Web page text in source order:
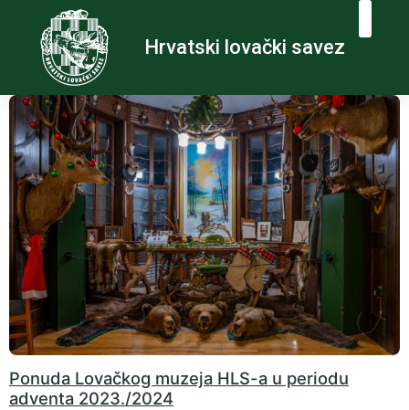
Hrvatski lovački savez
Ponuda Lovačkog muzeja HLS-a u periodu
adventa 2023./2024